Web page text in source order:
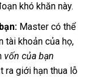
khó khăn này.
Master có thể
tài khoản của họ,
vốn của bạn
ra giới hạn thua lỗ